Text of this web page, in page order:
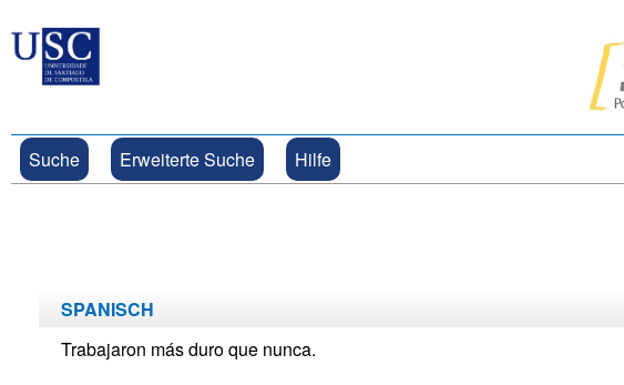
Suche Erweiterte Suche Hilfe
SPANISCH
Trabajaron más duro que nunca.